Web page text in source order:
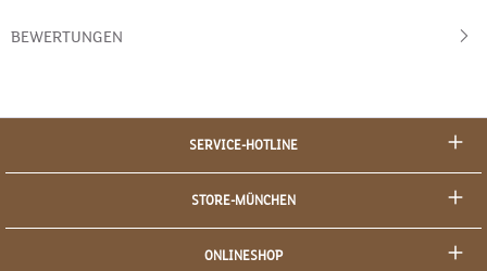
BEWERTUNGEN
SERVICE-HOTLINE
STORE-MÜNCHEN
ONLINESHOP